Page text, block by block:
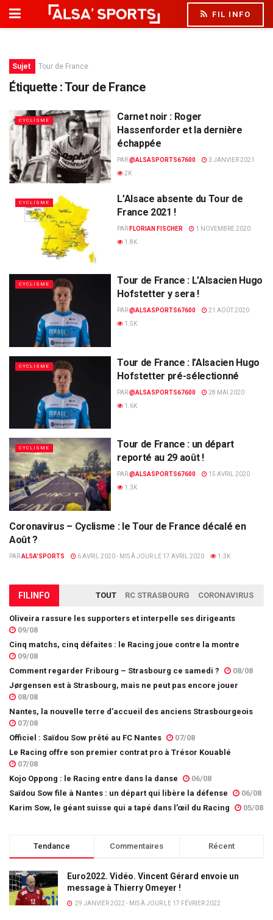
FIL INFO
Sujet Tour de France
Étiquette :Tour de France
CYCLISME
Carnet noir : Roger
Hassenforder et la dernière
échappée
PAR@ALSASPORTS67600
3 JANVIER 2021
2K
CYCLISME
L’Alsace absente du Tour de
France 2021 !
PAR FLORIAN FISCHER
1 NOVEMBRE 2020
1.8K
CYCLISME
Tour de France : L’Alsacien Hugo
Hofstetter y sera !
PAR@ALSASPORTS67600
21 AOÛT 2020
1.5K
CYCLISME
Tour de France : l’Alsacien Hugo
Hofstetter pré-sélectionné
PAR@ALSASPORTS67600
28 MAI 2020
1.6K
CYCLISME
Tour de France : un départ
reporté au 29 août !
PAR@ALSASPORTS67600
15 AVRIL 2020
1.3K
CORONAVIRUS
Coronavirus – Cyclisme : le Tour de France décalé en
Août ?
PARALSA'SPORTS 6 AVRIL 2020 - MIS À JOUR LE 17 AVRIL 2020 1.3K
FIL INFO TOUT RC STRASBOURG CORONAVIRUS
Oliveira rassure les supporters et interpelle ses dirigeants
09/08
Cinq matchs, cinq défaites : le Racing joue contre la montre
09/08
Comment regarder Fribourg – Strasbourg ce samedi ?
08/08
Jørgensen est à Strasbourg, mais ne peut pas encore jouer
08/08
Nantes, la nouvelle terre d’accueil des anciens Strasbourgeois
07/08
Officiel : Saïdou Sow prêté au FC Nantes
07/08
Le Racing offre son premier contrat pro à Trésor Kouablé
07/08
Kojo Oppong : le Racing entre dans la danse
06/08
Saïdou Sow file à Nantes : un départ qui libère la défense
06/08
Karim Sow, le géant suisse qui a tapé dans l’œil du Racing
05/08
Tendance Commentaires Récent
Euro2022. Vidéo. Vincent Gérard envoie un
message à Thierry Omeyer !
29 JANVIER 2022 - MIS À JOUR LE 17 FÉVRIER 2022